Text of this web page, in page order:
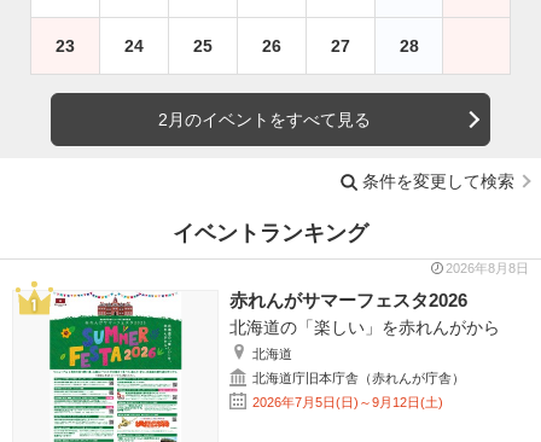
23 24 25 26 27 28
2月のイベントをすべて見る
条件を変更して検索
イベントランキング
2026年8月8日
赤れんがサマーフェスタ2026
北海道の「楽しい」を赤れんがから
北海道
北海道庁旧本庁舎（赤れんが庁舎）
2026年7月5日(日)～9月12日(土)